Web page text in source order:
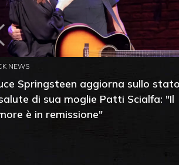
NEWS
Springsteen aggiorna sullo
di sua moglie Patti Scialfa: "Il
è in remissione"